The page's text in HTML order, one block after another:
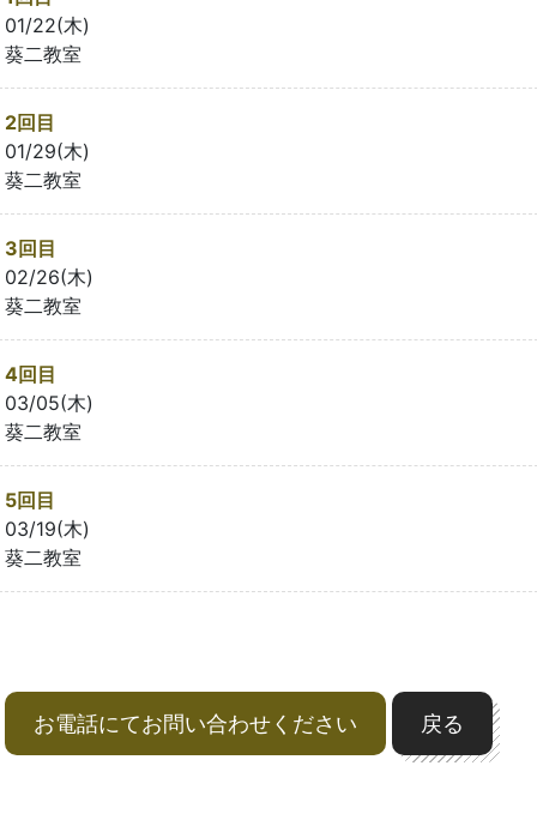
01/22(木)
葵二教室
2回目
01/29(木)
葵二教室
3回目
02/26(木)
葵二教室
4回目
03/05(木)
葵二教室
5回目
03/19(木)
葵二教室
お電話にてお問い合わせください 戻る